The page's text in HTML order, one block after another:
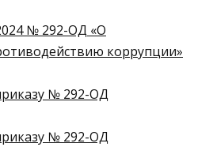
№ 292-ОД «О
коррупции»
№ 292-ОД
№ 292-ОД